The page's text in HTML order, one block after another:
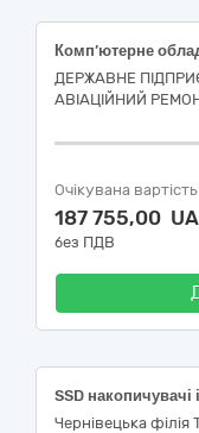
ДЕРЖАВНЕ
АВІАЦІЙНИЙ
Очікувана вартість
187 755,00
без ПДВ
SSD накопичувачі
Чернівецька філія